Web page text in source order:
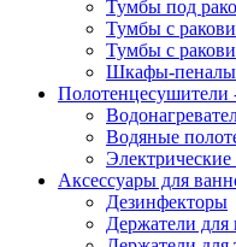
Тумбы под
Тумбы с
Тумбы с
Шкафы-пеналы
Полотенцесушители
Водяные
Аксессуары для
Дезинфекторы
Держатели для